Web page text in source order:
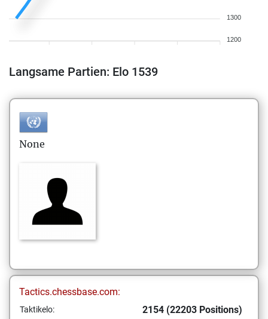
1300
1200
Langsame Partien: Elo 1539
None
Tactics.chessbase.com:
Taktikelo: 2154 (22203 Positions)